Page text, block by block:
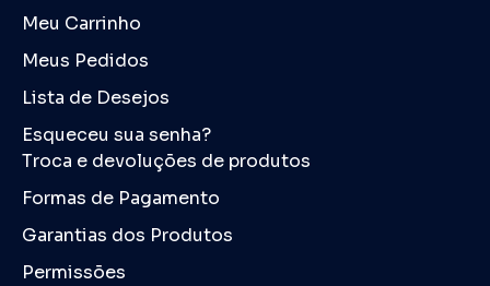
Meu Carrinho
Meus Pedidos
Lista de Desejos
Esqueceu sua senha?
Troca e devoluções de produtos
Formas de Pagamento
Garantias dos Produtos
Permissões